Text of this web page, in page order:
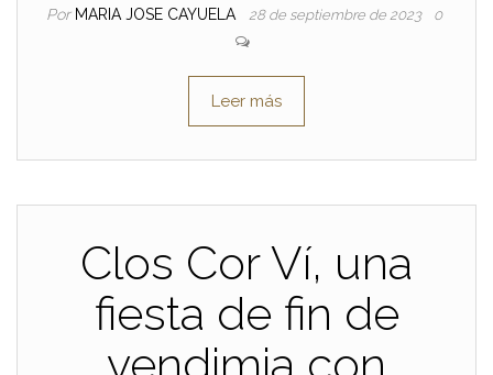
Por MARIA JOSE CAYUELA 28 de septiembre de 2023 0
Leer más
Clos Cor Ví, una
fiesta de fin de